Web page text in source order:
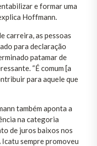
e formar uma
Hoffmann.
carreira, as pessoas
para declaração
patamar de
“É comum [a
para aquele que
também aponta a
na categoria
de juros baixos nos
sempre promoveu